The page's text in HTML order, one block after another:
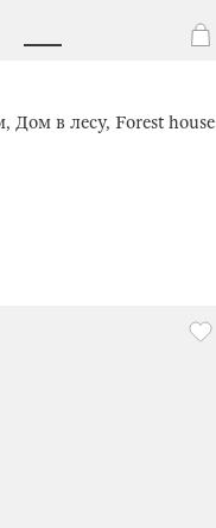
Дом в лесу, Forest house